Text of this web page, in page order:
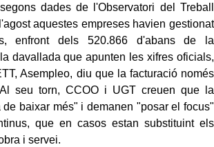
dades de l'Observatori del Treball
aquestes empreses havien gestionat
enfront dels 520.866 d'abans de la
davallada que apunten les xifres oficials,
Asempleo, diu que la facturació només
seu torn, CCOO i UGT creuen que la
baixar més" i demanen "posar el focus"
que en casos estan substituint els
i servei.